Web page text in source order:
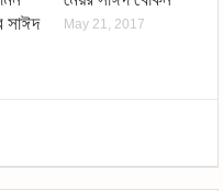
সাঈদ
May 21, 2017